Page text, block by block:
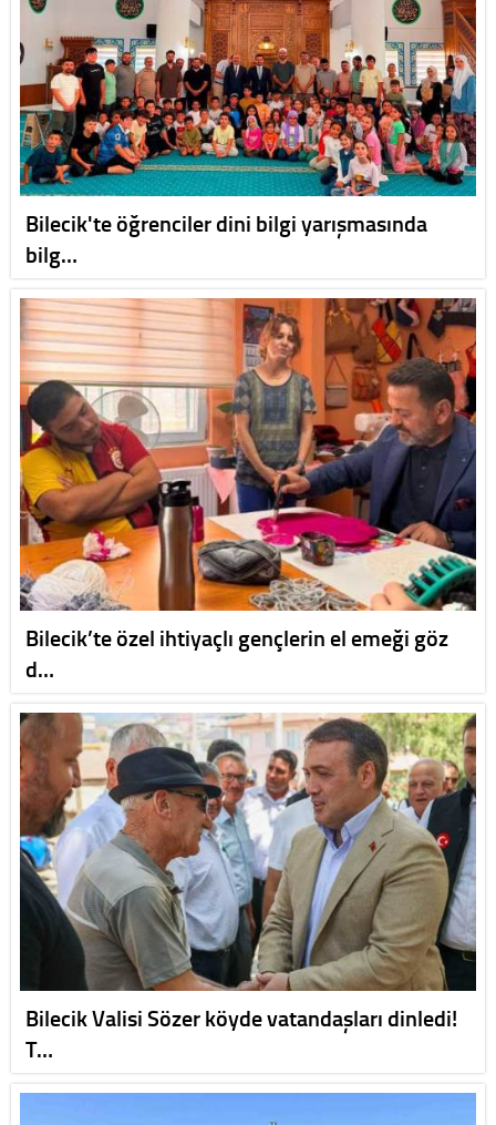
Bilecik'te öğrenciler dini bilgi yarışmasında
bilg…
Bilecik’te özel ihtiyaçlı gençlerin el emeği göz
d…
Bilecik Valisi Sözer köyde vatandaşları dinledi!
T…